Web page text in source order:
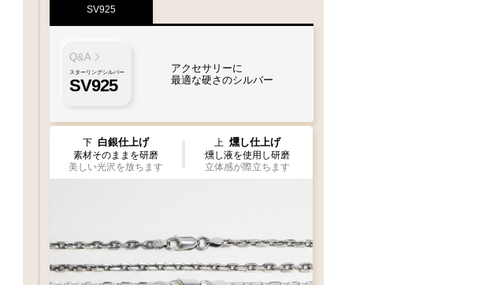
XL
M MM S
フェザーサイズリスト
曲り
M1
右曲り
M2
曲り 右曲り
1枚フェザー
チェック：項目
（2）ペンダントの状態でお届け
フェザー
SV925
Q&A
スターリングシルバー
SV925
アクセサリーに
最適な硬さのシルバー
下 白銀仕上げ
素材そのままを研磨
美しい光沢を放ちます
上 燻し仕上げ
燻し液を使用し研磨
立体感が際立ちます